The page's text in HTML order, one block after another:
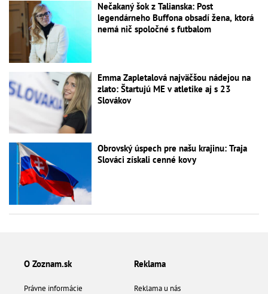
Nečakaný šok z Talianska: Post
legendárneho Buffona obsadí žena, ktorá
nemá nič spoločné s futbalom
Emma Zapletalová najväčšou nádejou na
zlato: Štartujú ME v atletike aj s 23
Slovákov
Obrovský úspech pre našu krajinu: Traja
Slováci získali cenné kovy
O Zoznam.sk
Právne informácie
Reklama
Reklama u nás